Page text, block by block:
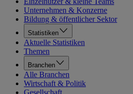
Unternehmen & Konzerne
Bildung & öffentlicher Sektor
Statistiken
Aktuelle Statistiken
Themen
Branchen
Alle Branchen
Wirtschaft & Politik
Gesellschaft